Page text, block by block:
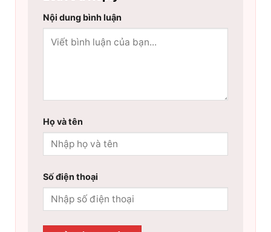
Nội dung bình luận
Họ và tên
Số điện thoại